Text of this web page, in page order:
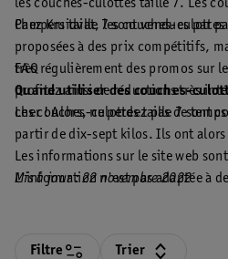
les couches-culottes taille 7. Les
Pampers taille 7 sont vendues par
Chez Kruidvat, les couches-
proposées à des prix compétitifs,
très régulièrement des promos sur
profitez ainsi de réductions très
cher ! Alors, ne perdez pas de
FAQ
Quand utiliser des couches-
Les couches-culottes taille 7 sont
partir de dix-sept kilos. Ils ont alors
Mis à jour : 22 novembre 2022
Les informations sur le site web
L'information n'est pas adaptée à
Filtre Trier